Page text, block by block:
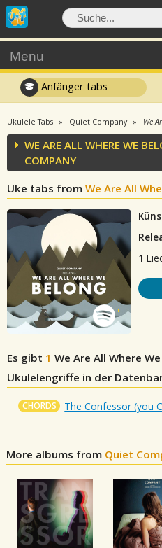
Menu
Anfänger tabs
Ukulele Tabs Quiet Company We
WE ARE ALL WHERE WE
COMPANY
Uke tabs from We Are All
1
Es gibt 1 We Are All Where
Ukulelengriffe in der
CHORDS
The Confessor (you
More albums from Quiet